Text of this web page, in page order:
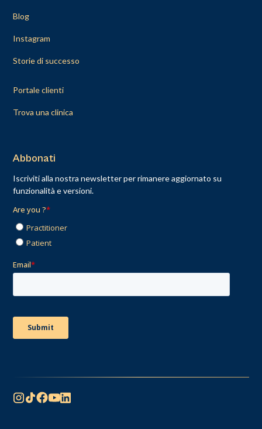
Blog
Instagram
Storie di successo
Portale clienti
Trova una clinica
Abbonati
Iscriviti alla nostra newsletter per rimanere aggiornato su
funzionalità e versioni.